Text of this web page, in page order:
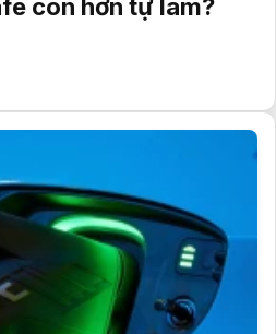
còn hơn tự làm?